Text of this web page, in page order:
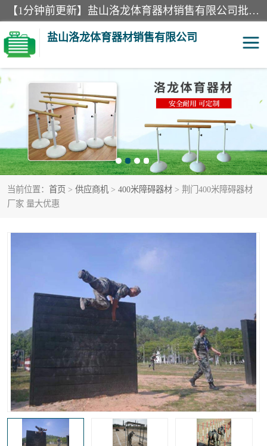
【1分钟前更新】盐山洛龙体育器材销售有限公司批量供应：300米障碍器材、400米障碍器材、部队训练器材、双杠、体操垫、舞蹈把杆等产品。盐山洛龙体育器材销售有限公司经过多年的发展，集研发，生产，销售，售后服务为一体. 奉行“质量，信誉，服务”的宗旨，以开拓创新的精神和真诚守信的态度积极进取。
盐山洛龙体育器材销售有限公司
当前位置： 首页 > 供应商机 > 400米障碍器材 > 荆门400米障碍器材
厂家 量大优惠
单双杠 舞蹈把杆
400米障碍器材 体操垫
300米障碍器材 攀爬架
塑胶跑道 400米障碍器材1